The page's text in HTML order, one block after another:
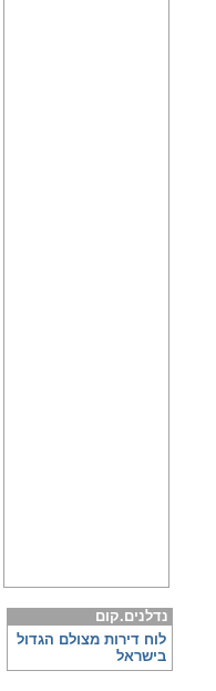
נדלנים.קום
לוח דירות מצולם הגדול
בישראל